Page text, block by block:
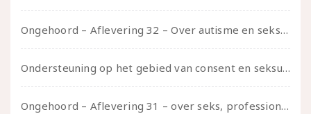
Ongehoord – Aflevering 32 – Over autisme en seksualiteit – in gesprek met Roos Reijbroek
Ondersteuning op het gebied van consent en seksualiteit
Ongehoord – Aflevering 31 – over seks, professioneel en persoonlijk, een gesprek met Marije